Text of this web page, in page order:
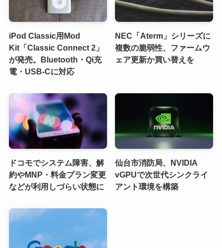
iPod Classic用Mod
Kit「Classic Connect 2」
が発売。Bluetooth・Qi充
電・USB-Cに対応
NEC「Aterm」シリーズに
複数の脆弱性、ファームウ
ェア更新か買い替えを
ドコモでシステム障害、解
約やMNP・料金プラン変更
などが利用しづらい状態に
仙台市消防局、NVIDIA
vGPUで次世代シンクライ
アント環境を構築